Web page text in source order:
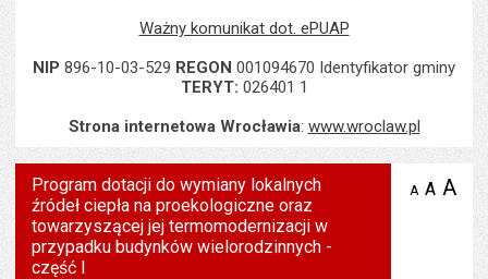
Ważny komunikat dot. ePUAP
NIP 896-10-03-529 REGON 001094670 Identyfikator gminy
TERYT: 026401 1
Strona internetowa Wrocławia: www.wroclaw.pl
Program dotacji do wymiany lokalnych
źródeł ciepła na proekologiczne oraz
towarzyszącej jej termomodernizacji w
przypadku budynków wielorodzinnych -
część I
A zmniejsz
A A